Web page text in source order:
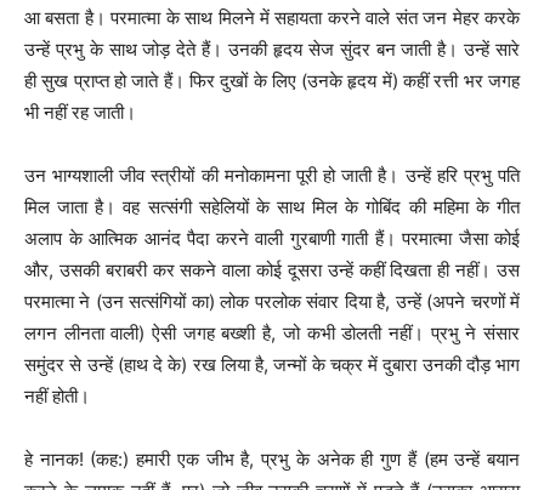
आ बसता है। परमात्मा के साथ मिलने में सहायता करने वाले संत जन मेहर करके
उन्हें प्रभु के साथ जोड़ देते हैं। उनकी हृदय सेज सुंदर बन जाती है। उन्हें सारे
ही सुख प्राप्त हो जाते हैं। फिर दुखों के लिए (उनके हृदय में) कहीं रत्ती भर जगह
भी नहीं रह जाती।
उन भाग्यशाली जीव स्त्रीयों की मनोकामना पूरी हो जाती है। उन्हें हरि प्रभु पति
मिल जाता है। वह सत्संगी सहेलियों के साथ मिल के गोबिंद की महिमा के गीत
अलाप के आत्मिक आनंद पैदा करने वाली गुरबाणी गाती हैं। परमात्मा जैसा कोई
और, उसकी बराबरी कर सकने वाला कोई दूसरा उन्हें कहीं दिखता ही नहीं। उस
परमात्मा ने (उन सत्संगियों का) लोक परलोक संवार दिया है, उन्हें (अपने चरणों में
लगन लीनता वाली) ऐसी जगह बख्शी है, जो कभी डोलती नहीं। प्रभु ने संसार
समुंदर से उन्हें (हाथ दे के) रख लिया है, जन्मों के चक्र में दुबारा उनकी दौड़ भाग
नहीं होती।
हे नानक! (कह:) हमारी एक जीभ है, प्रभु के अनेक ही गुण हैं (हम उन्हें बयान